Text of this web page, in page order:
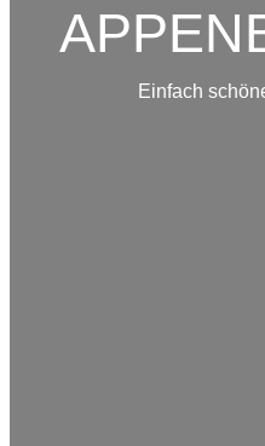
Einfach